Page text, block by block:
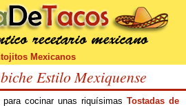
Mexicanos
Estilo Mexiquense
cocinar unas riquísimas Tostadas de